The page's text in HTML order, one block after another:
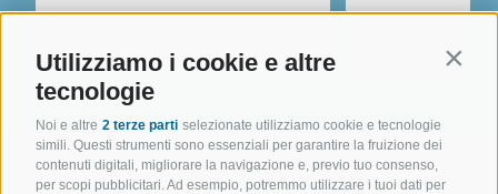
Utilizziamo i cookie e altre
tecnologie
Noi e altre 2 terze parti selezionate utilizziamo cookie e tecnologie
simili. Questi strumenti sono essenziali per garantire la fruizione dei
contenuti digitali, migliorare la navigazione e, previo tuo consenso,
per scopi pubblicitari. Ad esempio, potremmo utilizzare i tuoi dati per
Versione a
di